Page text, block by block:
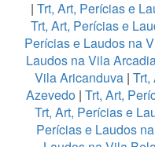
| Trt, Art, Perícias e
Trt, Art, Perícias e
Perícias e Laudos na
Laudos na Vila
Vila Aricanduva| Trt,
Azevedo| Trt, Art,
Trt, Art, Perícias e
Perícias e Laudos